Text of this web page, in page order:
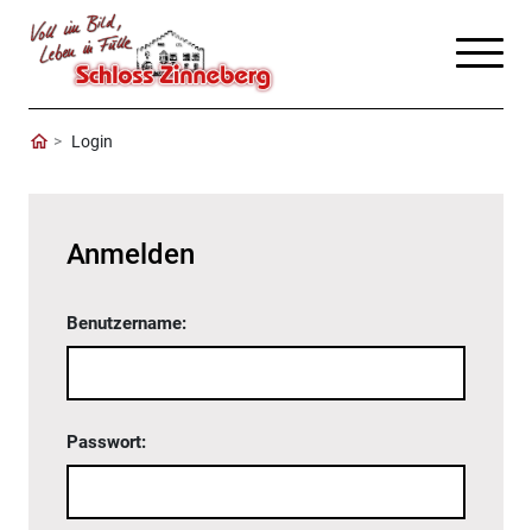
Login
Anmelden
Benutzername:
Passwort: